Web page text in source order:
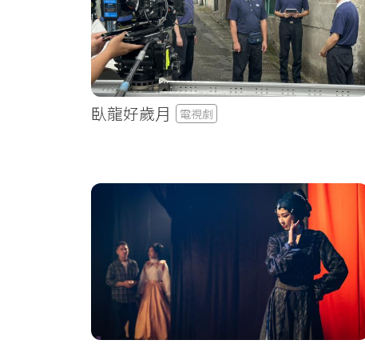
臥龍好歲月 電視劇